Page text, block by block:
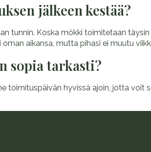
jälkeen kestää?
tunnin. Koska mökki toimitetaan
aikansa, mutta pihasi ei muutu
sopia tarkasti?
toimituspäivän hyvissä ajoin, jotta voit